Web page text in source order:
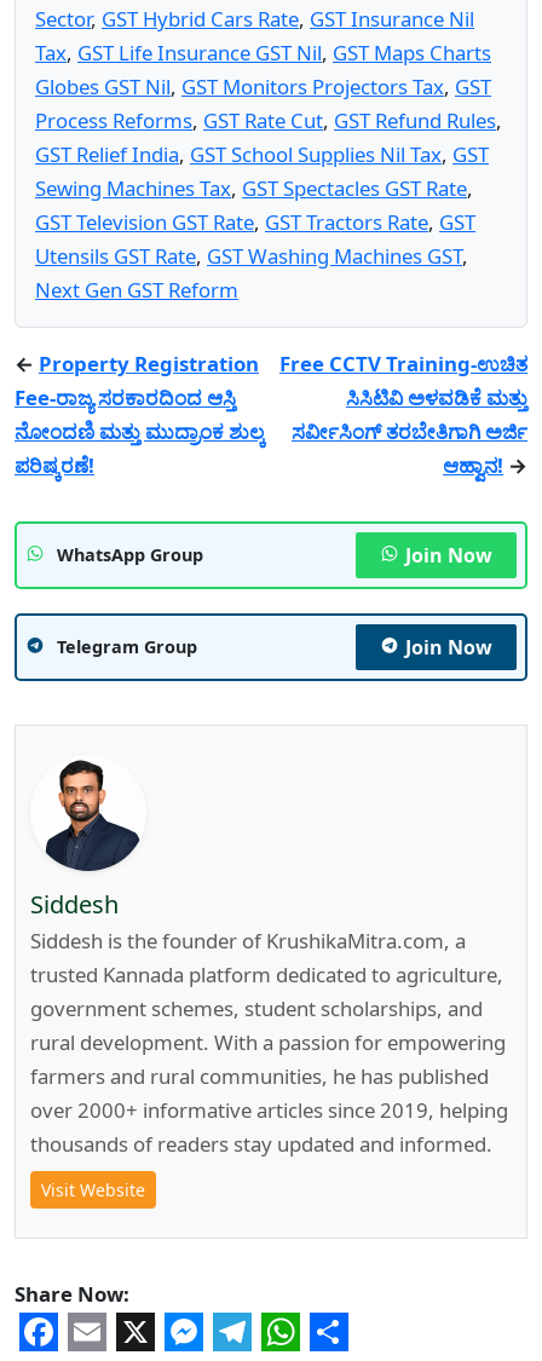
Sector, GST Hybrid Cars Rate, GST Insurance Nil
Tax, GST Life Insurance GST Nil, GST Maps Charts
Globes GST Nil, GST Monitors Projectors Tax, GST
Process Reforms, GST Rate Cut, GST Refund Rules,
GST Relief India, GST School Supplies Nil Tax, GST
Sewing Machines Tax, GST Spectacles GST Rate,
GST Television GST Rate, GST Tractors Rate, GST
Utensils GST Rate, GST Washing Machines GST,
Next Gen GST Reform
← Property Registration
Fee-ರಾಜ್ಯ ಸರಕಾರದಿಂದ ಆಸ್ತಿ
ನೋಂದಣಿ ಮತ್ತು ಮುದ್ರಾಂಕ ಶುಲ್ಕ
ಪರಿಷ್ಕರಣೆ!
Free CCTV Training-ಉಚಿತ
ಸಿಸಿಟಿವಿ ಅಳವಡಿಕೆ ಮತ್ತು
ಸರ್ವೀಸಿಂಗ್ ತರಬೇತಿಗಾಗಿ ಅರ್ಜಿ
ಆಹ್ವಾನ! →
WhatsApp Group Join Now
Telegram Group Join Now
Siddesh
Siddesh is the founder of KrushikaMitra.com, a
trusted Kannada platform dedicated to agriculture,
government schemes, student scholarships, and
rural development. With a passion for empowering
farmers and rural communities, he has published
over 2000+ informative articles since 2019, helping
thousands of readers stay updated and informed.
Visit Website
Share Now: